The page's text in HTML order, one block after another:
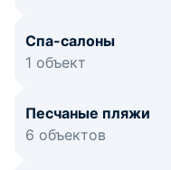
Спа-салоны
1 объект
Песчаные пляжи
6 объектов